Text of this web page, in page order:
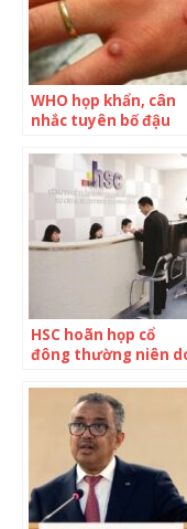
WHO họp khẩn, cân
nhắc tuyên bố đậu
khẩn cấp toàn cầu
HSC hoãn họp cổ
đông thường niên
góp vốn của HIFC